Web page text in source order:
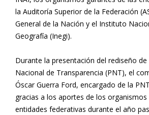
la Auditoría Superior de la Federación
General de la Nación y el Instituto
Geografía (Inegi).
Durante la presentación del rediseño
Nacional de Transparencia (PNT), el
Óscar Guerra Ford, encargado de la
gracias a los aportes de los organismos
entidades federativas durante el año